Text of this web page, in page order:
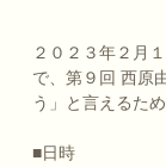
２０２３年２月
で、第９回 西原
う」と言えるた
■日時